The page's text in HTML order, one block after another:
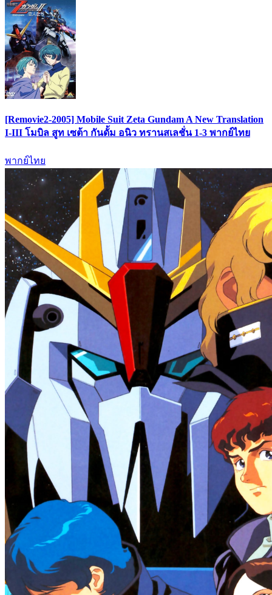
[Removie2-2005] Mobile Suit Zeta Gundam A New Translation
I-III โมบิล สูท เซต้า กันดั้ม อนิว ทรานสเลชั่น 1-3 พากย์ไทย
พากย์ไทย